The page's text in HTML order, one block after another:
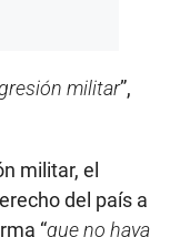
militar”,
militar, el
del país a
“que no haya